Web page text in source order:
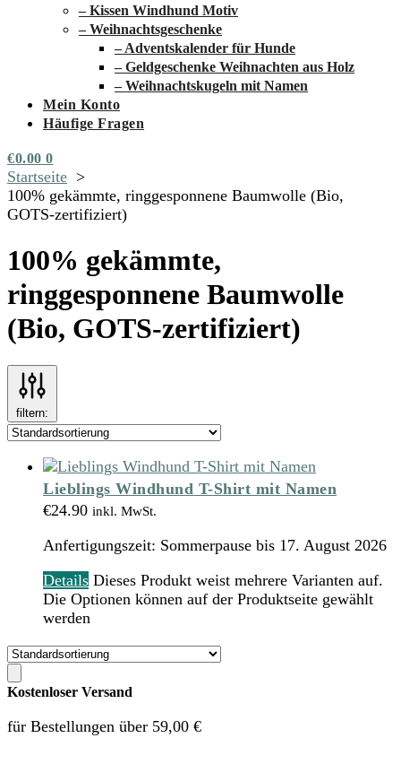
– Kissen Windhund Motiv
– Weihnachtsgeschenke
– Adventskalender für Hunde
– Geldgeschenke Weihnachten aus Holz
– Weihnachtskugeln mit Namen
Mein Konto
Häufige Fragen
€0.00 0
Startseite
100% gekämmte, ringgesponnene Baumwolle (Bio,
GOTS-zertifiziert)
100% gekämmte,
ringgesponnene Baumwolle
(Bio, GOTS-zertifiziert)
filtern:
Lieblings Windhund T-Shirt mit Namen
€24.90 inkl. MwSt.
Anfertigungszeit: Sommerpause bis 17. August 2026
Details Dieses Produkt weist mehrere Varianten auf.
Die Optionen können auf der Produktseite gewählt
werden
Kostenloser Versand
für Bestellungen über 59,00 €